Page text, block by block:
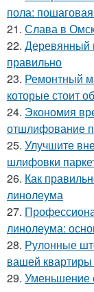
пола:
21. Слава в
22. Деревянный
правильно
23. Ремонтный
которые стоит
24. Экономия
отшлифование
25. Улучшите
шлифовки
26. Как
линолеума
27.
линолеума:
28. Рулонные
вашей квартиры
29. Уменьшение